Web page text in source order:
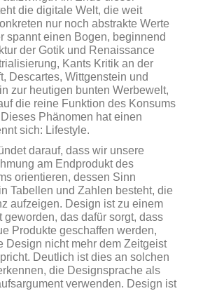
die digitale Welt, die weit
nur noch abstrakte Werte
spannt einen Bogen, beginnend
der Gotik und Renaissance
Kants Kritik an der
Descartes, Wittgenstein und
zur heutigen bunten Werbewelt,
die reine Funktion des Konsums
Phänomen hat einen
sich: Lifestyle.
darauf, dass wir unsere
am Endprodukt des
orientieren, dessen Sinn
Tabellen und Zahlen besteht, die
aufzeigen. Design ist zu einem
geworden, das dafür sorgt, dass
Produkte geschaffen werden,
Design nicht mehr dem Zeitgeist
Deutlich ist dies an solchen
die Designsprache als
verwenden. Design ist